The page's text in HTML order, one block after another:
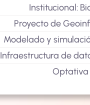
Institucional:
Proyecto de
Modelado y
Infraestructura de
Optativa